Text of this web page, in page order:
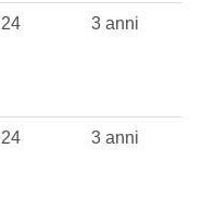
24 3 anni
24 3 anni